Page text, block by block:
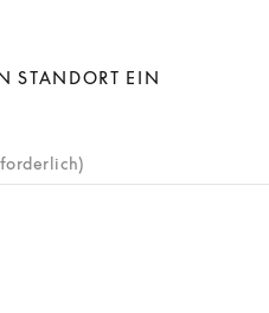
STANDORT EIN